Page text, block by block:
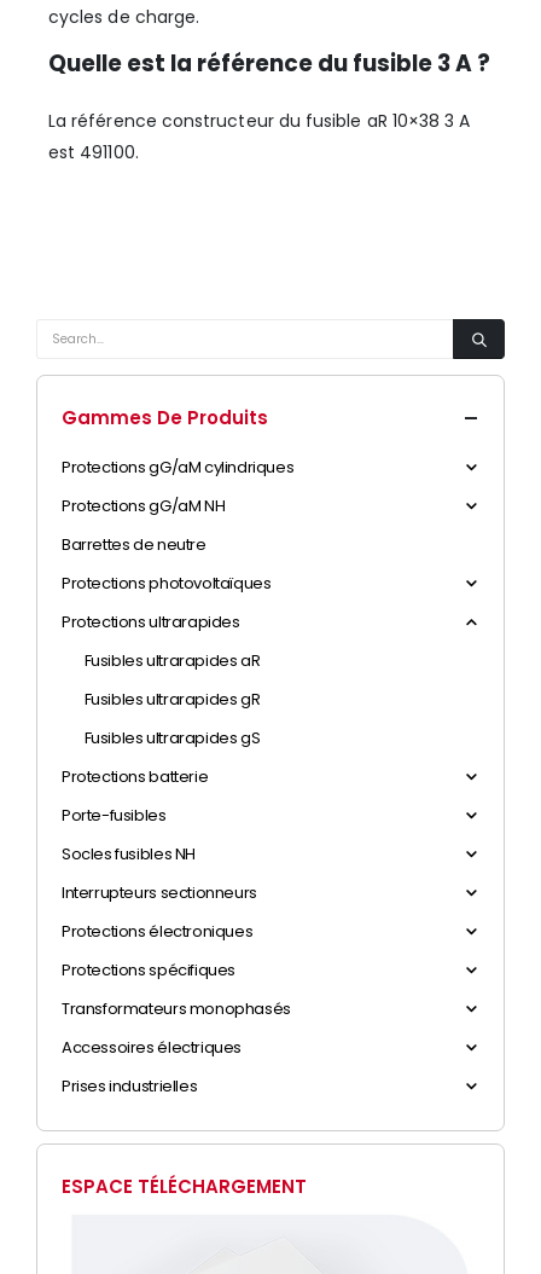
cycles de charge.
Quelle est la référence du fusible 3 A ?
La référence constructeur du fusible aR 10×38 3 A
est 491100.
Gammes De Produits
Protections gG/aM cylindriques
Protections gG/aM NH
Barrettes de neutre
Protections photovoltaïques
Protections ultrarapides
Fusibles ultrarapides aR
Fusibles ultrarapides gR
Fusibles ultrarapides gS
Protections batterie
Porte-fusibles
Socles fusibles NH
Interrupteurs sectionneurs
Protections électroniques
Protections spécifiques
Transformateurs monophasés
Accessoires électriques
Prises industrielles
ESPACE TÉLÉCHARGEMENT